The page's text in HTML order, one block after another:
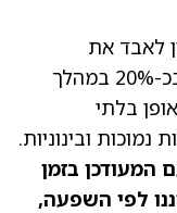
לאבד את
אמינותו, משום שהאינפלציה עלתה בכ-20% במהלך
בלתי
נמוכות ובינוניות.
המעודכן בזמן
לפי השפעה,